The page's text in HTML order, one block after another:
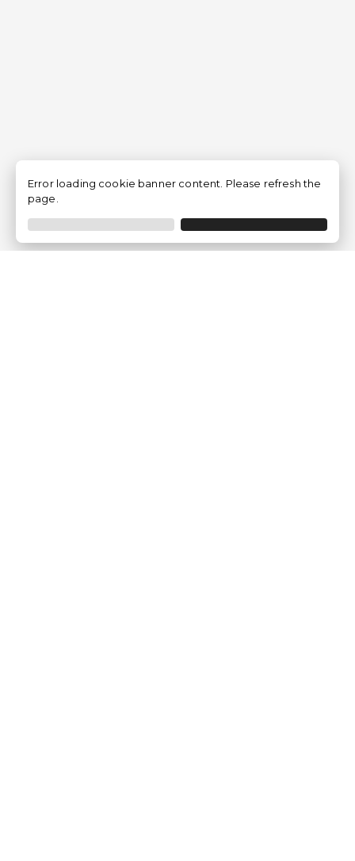
Error loading cookie banner content. Please refresh the
page.